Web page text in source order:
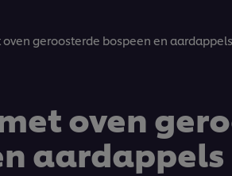
geroosterde bospeen en
oven